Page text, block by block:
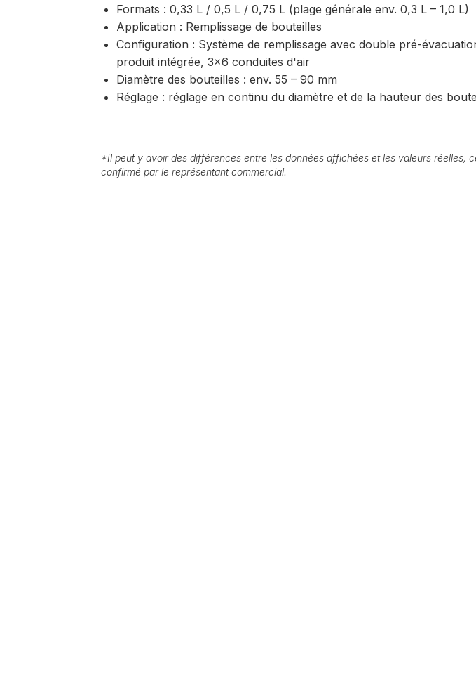
Formats : 0,33 L / 0,5 L / 0,75 L (plage générale env. 0,3 L – 1,0 L)
Application : Remplissage de bouteilles
Configuration : Système de remplissage avec double pré-
produit intégrée, 3×6 conduites d'air
Diamètre des bouteilles : env. 55 – 90 mm
Réglage : réglage en continu du diamètre et de la hauteur des
*Il peut y avoir des différences entre les données affichées et les valeurs réelles,
confirmé par le représentant commercial.